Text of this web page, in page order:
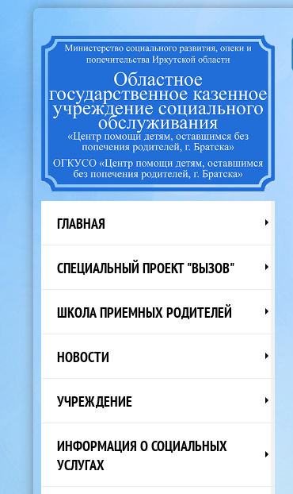
ГЛАВНАЯ
СПЕЦИАЛЬНЫЙ ПРОЕКТ "ВЫЗОВ"
ШКОЛА ПРИЕМНЫХ РОДИТЕЛЕЙ
НОВОСТИ
УЧРЕЖДЕНИЕ
ИНФОРМАЦИЯ О СОЦИАЛЬНЫХ
УСЛУГАХ